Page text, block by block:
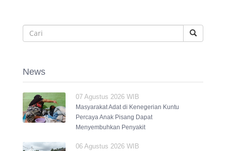
News
07 Agustus 2026 WIB
Masyarakat Adat di Kenegerian Kuntu
Percaya Anak Pisang Dapat
Menyembuhkan Penyakit
06 Agustus 2026 WIB